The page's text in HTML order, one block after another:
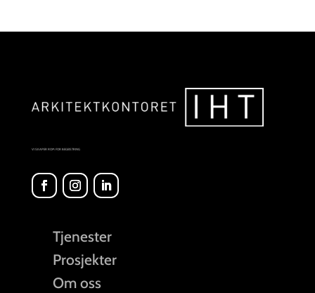
VI SKAPER ROM FOR BEGEISTRING
Tjenester
Prosjekter
Om oss